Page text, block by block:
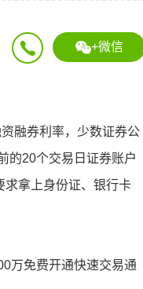
+微信
融券利率，少数证券公
的20个交易日证券账户
求拿上身份证、银行卡
万免费开通快速交易通